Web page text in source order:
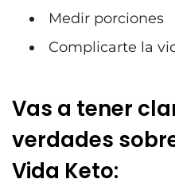
Medir porciones
Complicarte la
Vas a tener
verdades
Vida Keto: